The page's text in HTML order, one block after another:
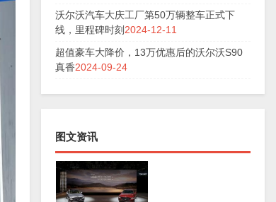
沃尔沃汽车大庆工厂第50万辆整车正式下
线，里程碑时刻 2024-12-11
超值豪车大降价，13万优惠后的沃尔沃S90
真香2024-09-24
图文资讯